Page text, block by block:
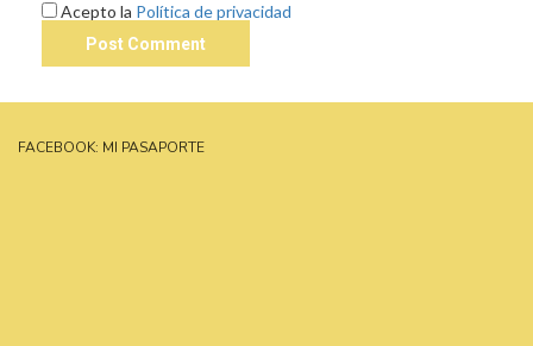
Acepto la Política de privacidad
FACEBOOK: MI PASAPORTE